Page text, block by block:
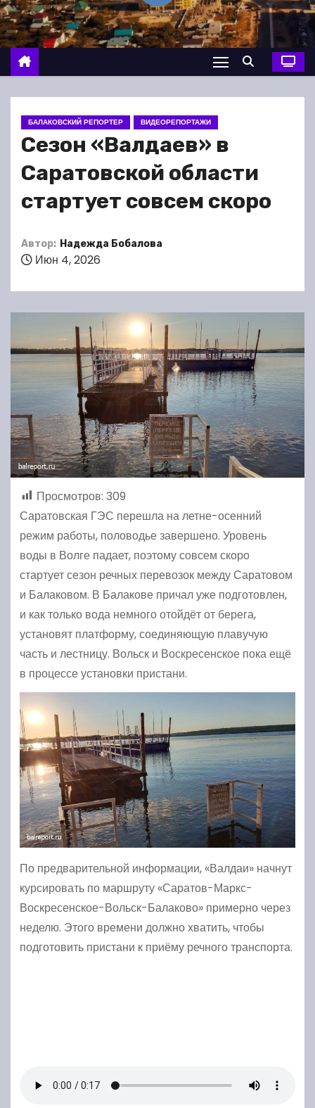
о
м
у
БАЛАКОВСКИЙ РЕПОРТЕР ВИДЕОРЕПОРТАЖИ
Сезон «Валдаев» в
Саратовской области
стартует совсем скоро
Автор: Надежда Бобалова
Июн 4, 2026
Просмотров: 309
Саратовская ГЭС перешла на летне-осенний
режим работы, половодье завершено. Уровень
воды в Волге падает, поэтому совсем скоро
стартует сезон речных перевозок между Саратовом
и Балаковом. В Балакове причал уже подготовлен,
и как только вода немного отойдёт от берега,
установят платформу, соединяющую плавучую
часть и лестницу. Вольск и Воскресенское пока ещё
в процессе установки пристани.
По предварительной информации, «Валдаи» начнут
курсировать по маршруту «Саратов-Маркс-
Воскресенское-Вольск-Балаково» примерно через
неделю. Этого времени должно хватить, чтобы
подготовить пристани к приёму речного транспорта.